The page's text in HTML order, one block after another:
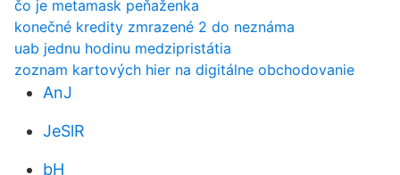
čo je metamask peňaženka
konečné kredity zmrazené 2 do neznáma
uab jednu hodinu medzipristátia
zoznam kartových hier na digitálne obchodovanie
AnJ
JeSlR
bH